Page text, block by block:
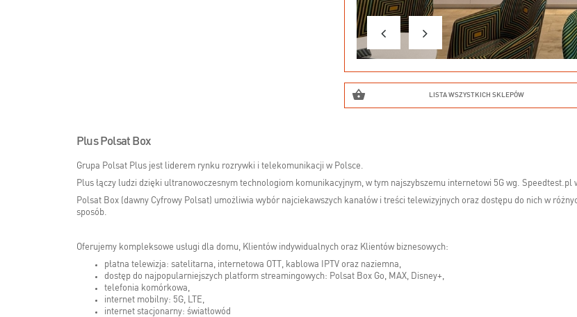
LISTA WSZYSTKICH SKLEPÓW
Plus Polsat Box
Grupa Polsat Plus jest liderem rynku rozrywki i telekomunikacji w Polsce.
Plus łączy ludzi dzięki ultranowoczesnym technologiom komunikacyjnym, w tym najszybszemu internetowi 5G wg. Speedtest.pl
Polsat Box (dawny Cyfrowy Polsat) umożliwia wybór najciekawszych kanałów i treści telewizyjnych oraz dostępu do nich w
sposób.
Oferujemy kompleksowe usługi dla domu, Klientów indywidualnych oraz Klientów biznesowych:
płatna telewizja: satelitarna, internetowa OTT, kablowa IPTV oraz naziemna,
dostęp do najpopularniejszych platform streamingowych: Polsat Box Go, MAX, Disney+,
telefonia komórkowa,
internet mobilny: 5G, LTE,
internet stacjonarny: światłowód